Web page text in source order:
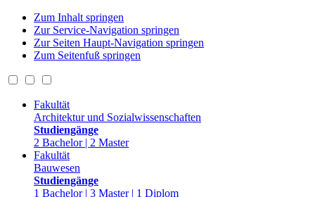
Zum Inhalt springen
Zur Service-Navigation springen
Zur Seiten Haupt-Navigation springen
Zum Seitenfuß springen
Fakultät
Architektur und Sozialwissenschaften
Studiengänge
2 Bachelor | 2 Master
Fakultät
Bauwesen
Studiengänge
1 Bachelor | 3 Master | 1 Diplom